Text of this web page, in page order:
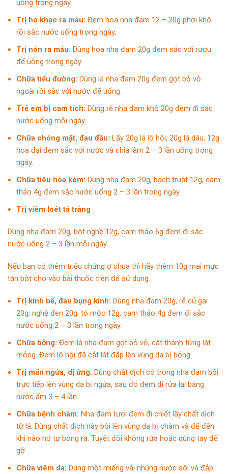
uống trong ngày.
Trị ho khạc ra máu: Đem hoa nha đam 12 – 20g phơi khô
rồi sắc nước uống trong ngày.
Trị nôn ra máu: Dùng hoa nha đam 20g đem sắc với rượu
để uống trong ngày.
Chữatiểu đường: Dùng lá nha đam 20g đem gọt bỏ vỏ
ngoài rồi sắc với nước để uống.
Trẻ em bị cam tích: Dùng rễ nha đam khô 20g đem đi sắc
nước uống mỗi ngày.
Chữa chóng mặt, đau đầu: Lấy 20g lá lô hội, 20g lá dâu, 12g
hoa đại đem sắc vơi nước và chia làm 2 – 3 lần uống trong
ngày.
Chữa tiêu hóa kém: Dùng nha đam 20g, bạch truật 12g, cam
thảo 4g đem sắc nước uống 2 – 3 lần trong ngày.
Trị viêm loét tá tràng
Dùng nha đam 20g, bột nghệ 12g, cam thảo 6g đem đi sắc
nước uống 2 – 3 lần mỗi ngày.
Nếu bạn có thêm triệu chứng ợ chua thì hãy thêm 10g mai mực
tán bột cho vào bài thuốc trên để sử dụng.
Trị kinh bế, đau bụng kinh: Dùng nha đam 20g, rễ củ gai
20g, nghệ đen 20g, tô mộc 12g, cam thảo 4g đem đi sắc
nước uống 2 – 3 lần trong ngày.
Chữa bỏng: Đem lá nha đam gọt bỏ vỏ, cắt thành từng lát
mỏng. Đem lô hội đã cắt lát đắp lên vùng da bị bỏng.
Trị mẩn ngứa, dị ứng: Dùng chất dịch có trong nha đam bôi
trực tiếp lên vùng da bị ngứa, sau đó đem đi rửa lại bằng
nước ấm 3 – 4 lần.
Chữa bệnh chàm: Nha đam tươi đem đi chiết lấy chất dịch
từ lá. Dùng chất dịch này bôi lên vùng da bị chàm và để đến
khi nào nó tự bong ra. Tuyệt đối không rửa hoặc dùng tay để
gỡ.
Chữa viêm da: Dùng một miếng vải nhúng nước sôi và đắp